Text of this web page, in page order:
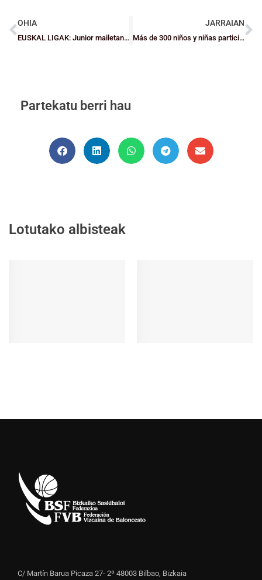
OHIA
EUSKAL LIGAK: Junior mailetan talde bizkaitarrak lidertzan
JARRAIAN
Más de 300 niños y niñas participarán en la IV Fiesta del Baloncesto
Partekatu berri hau
Lotutako albisteak
C/ Martín Barua Picaza 27- 2º 48003 Bilbao, Bizkaia